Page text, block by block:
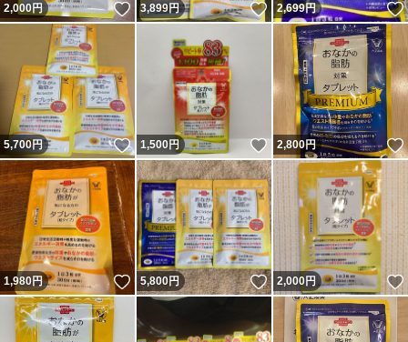
2,000円 いいね！
3,899円 いいね！
2,699円
5,700円 いいね！
1,500円 いいね！
2,800円
1,980円 いいね！
5,800円 いいね！
2,000円